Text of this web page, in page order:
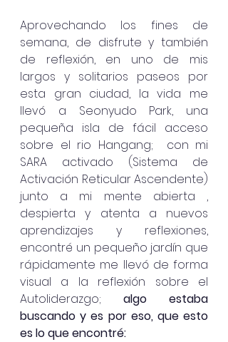
Aprovechando los fines de
semana, de disfrute y también
de reflexión, en uno de mis
largos y solitarios paseos por
esta gran ciudad, la vida me
llevó a Seonyudo Park, una
pequeña isla de fácil acceso
sobre el rio Hangang;  con mi
SARA activado (Sistema de
Activación Reticular Ascendente)
junto a mi mente abierta ,
despierta y atenta a nuevos
aprendizajes y reflexiones,
encontré un pequeño jardín que
rápidamente me llevó de forma
visual a la reflexión sobre el
Autoliderazgo; algo estaba
buscando y es por eso, que esto
es lo que encontré: